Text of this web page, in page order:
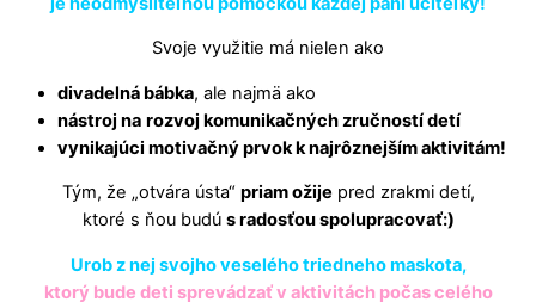
Svoje využitie má nielen ako
divadelná bábka, ale najmä ako
nástroj na rozvoj komunikačných zručností detí
vynikajúci motivačný prvok k najrôznejším aktivitám!
Tým, že „otvára ústa“ priam ožije pred zrakmi detí,
ktoré s ňou budú s radosťou spolupracovať:)
Urob z nej svojho veselého triedneho maskota,
ktorý bude deti sprevádzať v aktivitách počas celého